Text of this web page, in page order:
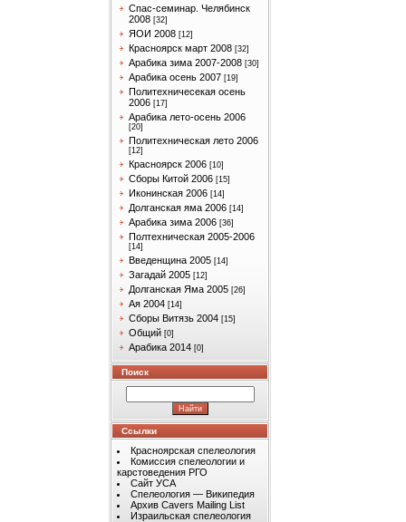
Спас-семинар. Челябинск
2008 [32]
ЯОИ 2008 [12]
Красноярск март 2008 [32]
Арабика зима 2007-2008 [30]
Арабика осень 2007 [19]
Политехничесекая осень
2006 [17]
Арабика лето-осень 2006
[20]
Политехническая лето 2006
[12]
Красноярск 2006 [10]
Сборы Китой 2006 [15]
Иконинская 2006 [14]
Долганская яма 2006 [14]
Арабика зима 2006 [36]
Полтехническая 2005-2006
[14]
Введенщина 2005 [14]
Загадай 2005 [12]
Долганская Яма 2005 [26]
Ая 2004 [14]
Сборы Витязь 2004 [15]
Общий [0]
Арабика 2014 [0]
Поиск
Ссылки
Красноярская спелеология
Комиссия спелеологии и
карстоведения РГО
Сайт УСА
Спелеология — Википедия
Архив Cavers Mailing List
Израильская спелеология